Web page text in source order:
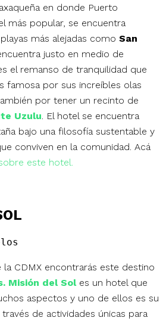
en donde Puerto
más popular, se encuentra
más alejadas como San
justo en medio de
el remanso de tranquilidad que
famosa por sus increíbles olas
por tener un recinto de
Uzulu. El hotel se encuentra
bajo una filosofía sustentable y
conviven en la comunidad. Acá
este hotel.
CDMX encontrarás este destino
Misión del Soles un hotel que
aspectos y uno de ellos es su
de actividades únicas para